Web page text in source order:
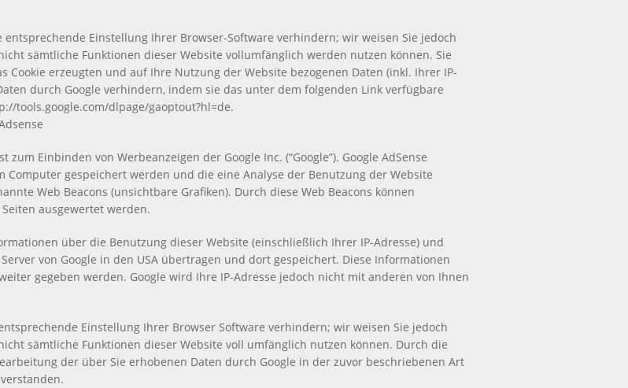
Einstellung Ihrer Browser-Software verhindern; wir weisen Sie jedoch
sämtliche Funktionen dieser Website vollumfänglich werden nutzen können. Sie
erzeugten und auf Ihre Nutzung der Website bezogenen Daten (inkl. Ihrer IP-
durch Google verhindern, indem sie das unter dem folgenden Link verfügbare
tools.google.com/dlpage/gaoptout?hl=de.
Einbinden von Werbeanzeigen der Google Inc. (“Google”). Google AdSense
Computer gespeichert werden und die eine Analyse der Benutzung der Website
Web Beacons (unsichtbare Grafiken). Durch diese Web Beacons können
ausgewertet werden.
über die Benutzung dieser Website (einschließlich Ihrer IP-Adresse) und
von Google in den USA übertragen und dort gespeichert. Diese Informationen
gegeben werden. Google wird Ihre IP-Adresse jedoch nicht mit anderen von Ihnen
Einstellung Ihrer Browser Software verhindern; wir weisen Sie jedoch
sämtliche Funktionen dieser Website voll umfänglich nutzen können. Durch die
der über Sie erhobenen Daten durch Google in der zuvor beschriebenen Art